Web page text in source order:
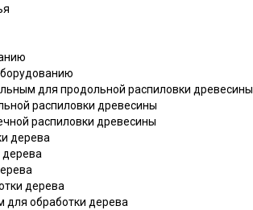
для продольной распиловки древесины
распиловки древесины
распиловки древесины
дерева
дерева
дерева
для обработки дерева